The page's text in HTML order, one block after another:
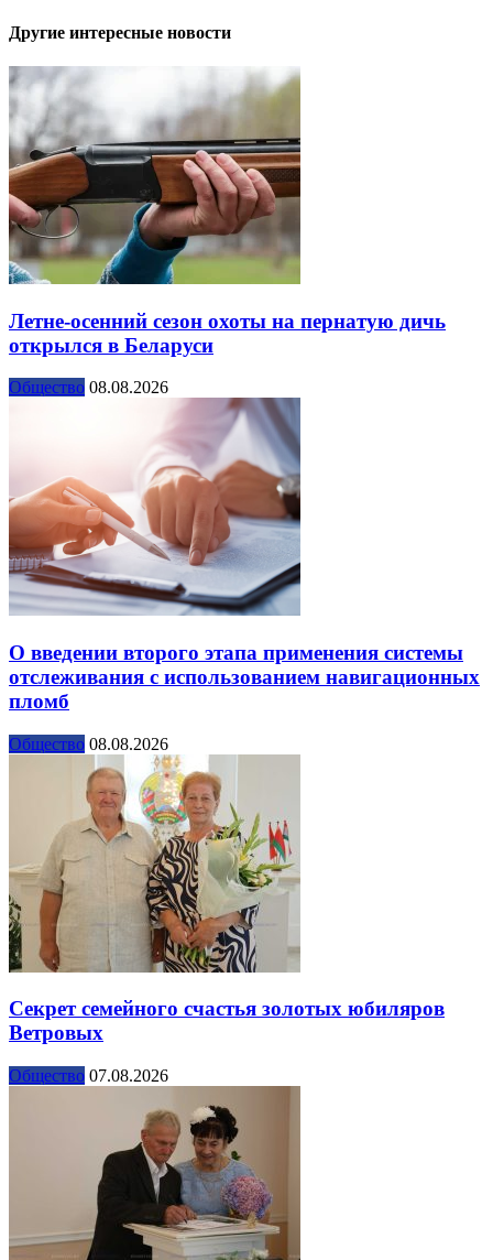
Другие интересные новости
Летне-осенний сезон охоты на пернатую дичь
открылся в Беларуси
Общество 08.08.2026
О введении второго этапа применения системы
отслеживания с использованием навигационных
пломб
Общество 08.08.2026
Секрет семейного счастья золотых юбиляров
Ветровых
Общество 07.08.2026